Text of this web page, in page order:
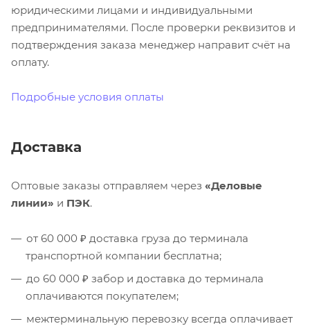
юридическими лицами и индивидуальными
предпринимателями. После проверки реквизитов и
подтверждения заказа менеджер направит счёт на
оплату.
Подробные условия оплаты
Доставка
Оптовые заказы отправляем через «Деловые
линии» и ПЭК.
от 60 000 ₽ доставка груза до терминала
транспортной компании бесплатна;
до 60 000 ₽ забор и доставка до терминала
оплачиваются покупателем;
межтерминальную перевозку всегда оплачивает